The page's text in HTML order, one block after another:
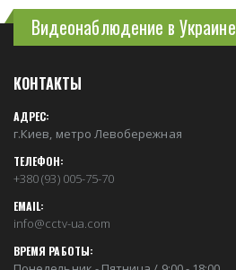
Видеонаблюдение в Украине
КОНТАКТЫ
АДРЕС:
г.Киев, метро Левобережная
ТЕЛЕФОН:
+380 (93) 005-75-70
EMAIL:
info@cctv-ua.com
ВРЕМЯ РАБОТЫ: